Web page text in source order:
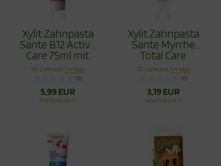
Xylit Zahnpasta
Sante B12 Active
Care 75ml mit
Flourid
Lieferzeit:1-4 Tage
(0)
5,99 EUR
79,81 EUR pro 1 l
Xylit Zahnpasta
Sante Myrrhe
Total Care
Fluoridfrei 75ml
Lieferzeit:1-4 Tage
(0)
3,19 EUR
42,52 EUR pro 1 l